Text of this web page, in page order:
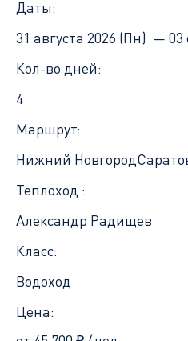
Даты:
31 августа 2026 (Пн) — 03
Кол-во дней:
4
Маршрут:
Нижний Новгород
Теплоход :
Александр Радищев
Класс:
Водоход
Цена: